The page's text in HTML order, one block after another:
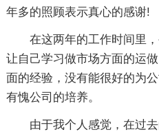
年多的照顾表示真心的感谢!
在这两年的工作时间里
让自己学习做市场方面的运
面的经验，没有能很好的为
有愧公司的培养。
由于我个人感觉，在过